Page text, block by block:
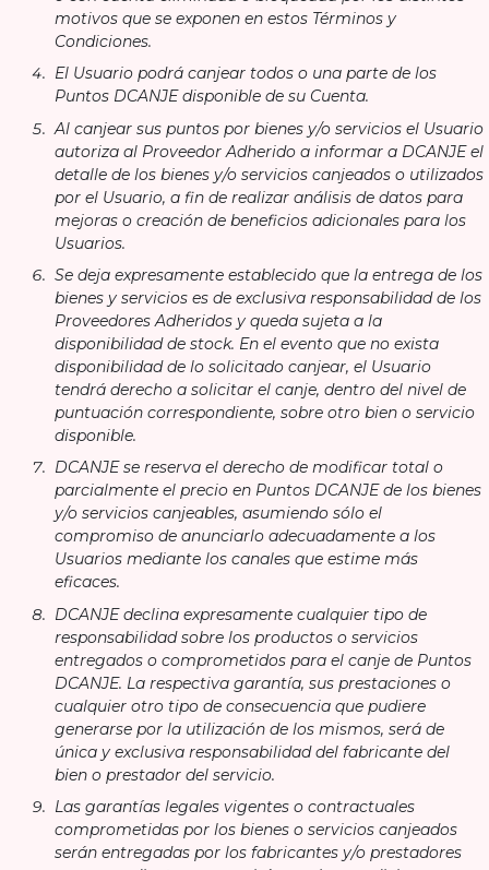
motivos que se exponen en estos Términos y
Condiciones.
El Usuario podrá canjear todos o una parte de los
Puntos DCANJE disponible de su Cuenta.
Al canjear sus puntos por bienes y/o servicios el Usuario
autoriza al Proveedor Adherido a informar a DCANJE el
detalle de los bienes y/o servicios canjeados o utilizados
por el Usuario, a fin de realizar análisis de datos para
mejoras o creación de beneficios adicionales para los
Usuarios.
Se deja expresamente establecido que la entrega de los
bienes y servicios es de exclusiva responsabilidad de los
Proveedores Adheridos y queda sujeta a la
disponibilidad de stock. En el evento que no exista
disponibilidad de lo solicitado canjear, el Usuario
tendrá derecho a solicitar el canje, dentro del nivel de
puntuación correspondiente, sobre otro bien o servicio
disponible.
DCANJE se reserva el derecho de modificar total o
parcialmente el precio en Puntos DCANJE de los bienes
y/o servicios canjeables, asumiendo sólo el
compromiso de anunciarlo adecuadamente a los
Usuarios mediante los canales que estime más
eficaces.
DCANJE declina expresamente cualquier tipo de
responsabilidad sobre los productos o servicios
entregados o comprometidos para el canje de Puntos
DCANJE. La respectiva garantía, sus prestaciones o
cualquier otro tipo de consecuencia que pudiere
generarse por la utilización de los mismos, será de
única y exclusiva responsabilidad del fabricante del
bien o prestador del servicio.
Las garantías legales vigentes o contractuales
comprometidas por los bienes o servicios canjeados
serán entregadas por los fabricantes y/o prestadores